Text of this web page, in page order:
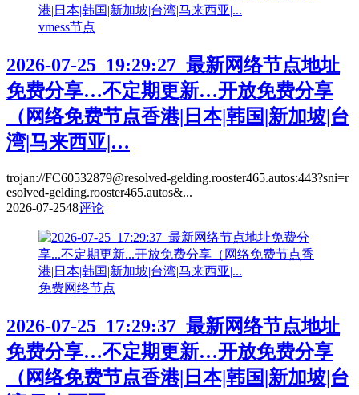
vmess节点
2026-07-25_19:29:27_最新网络节点地址
免费分享…不定期更新…开放免费分享
（网络免费节点香港|日本|韩国|新加坡|台
湾|马来西亚|…
trojan://FC60532879@resolved-gelding.rooster465.autos:443?sni=r
esolved-gelding.rooster465.autos&...
2026-07-2548评论
免费网络节点
2026-07-25_17:29:37_最新网络节点地址
免费分享…不定期更新…开放免费分享
（网络免费节点香港|日本|韩国|新加坡|台